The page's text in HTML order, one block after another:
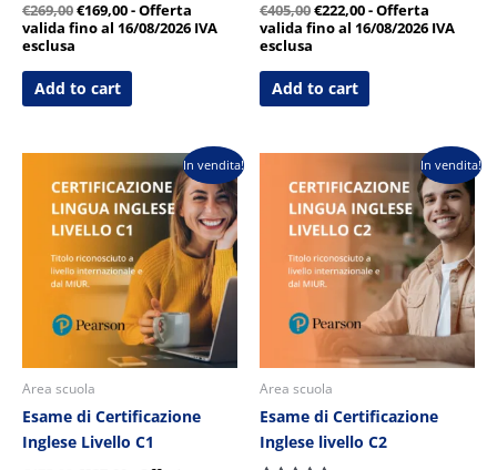
Valutato
4.00
su 5
€269,00€169,00- Offerta
valida fino al 16/08/2026 IVA
esclusa
Add to cart
Valutato
4.67
su 5
€405,00€222,00- Offerta
valida fino al 16/08/2026 IVA
esclusa
Add to cart
In vendita!
Area scuola
Esame di Certificazione
Inglese Livello C1
prezzo
originale
era:
€475,00.
Il
prezzo
attuale
è:
€237,00.
In vendita!
Area scuola
Esame di Certificazione
Inglese livello C2
prezzo
originale
era:
€525,00.
Il
prezzo
attuale
è:
€242,00.